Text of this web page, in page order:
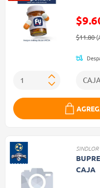
Precio
$11.80
SINDLOR
CAJA